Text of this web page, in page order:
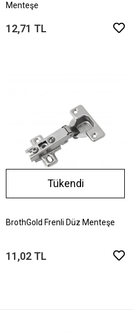
Menteşe
12,71 TL
Tükendi
BrothGold Frenli Düz Menteşe
11,02 TL